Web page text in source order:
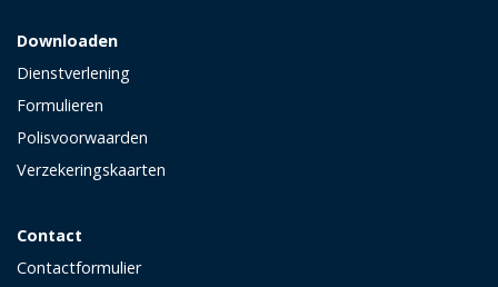
Downloaden
Dienstverlening
Formulieren
Polisvoorwaarden
Verzekeringskaarten
Contact
Contactformulier